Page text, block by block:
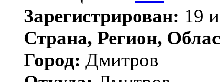
Зарегистрирован: 19
Страна, Регион,
Город: Дмитров